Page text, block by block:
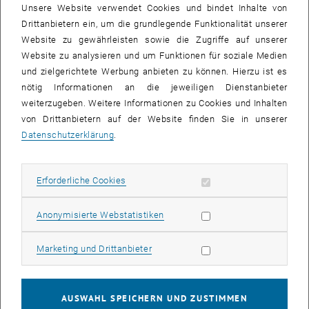
© Fürthauer et al, Phys. Rev. Lett (2013)
Synchronisationsphänomene in lebenden Materialien
Mitotische und meiotische Spindeln sind die Strukturen, die die
Chromosomen bei der Zellteilung positionieren und auf die
Unsere Website verwendet Cookies und bindet Inhalte von
Drittanbietern ein, um die grundlegende Funktionalität unserer
Website zu gewährleisten sowie die Zugriffe auf unserer
Website zu analysieren und um Funktionen für soziale Medien
und zielgerichtete Werbung anbieten zu können. Hierzu ist es
nötig Informationen an die jeweiligen Dienstanbieter
weiterzugeben. Weitere Informationen zu Cookies und Inhalten
von Drittanbietern auf der Website finden Sie in unserer
Datenschutzerklärung
Erforderliche Cookies Erforderliche Cookies zulassen
Anonymisierte WebstatistikenStatistik Cookies zulassen
Marketing und DrittanbieterMarketing Cookies zulassen
AUSWAHL SPEICHERN UND ZUSTIMMEN